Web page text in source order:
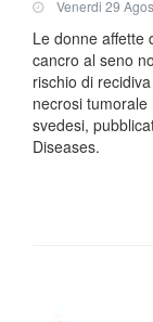
Venerdi 29
Le donne affette
cancro al seno
rischio di
necrosi
svedesi,
Diseases.